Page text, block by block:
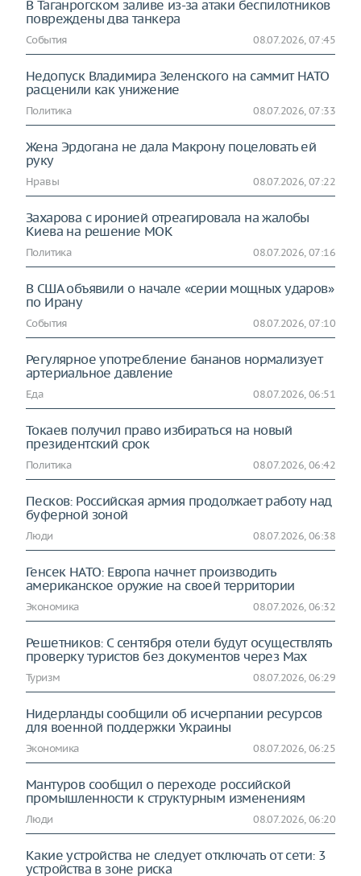
В Таганрогском заливе из-за атаки беспилотников
повреждены два танкера
События 08.07.2026, 07:45
Недопуск Владимира Зеленского на саммит НАТО
расценили как унижение
Политика 08.07.2026, 07:33
Жена Эрдогана не дала Макрону поцеловать ей
руку
Нравы 08.07.2026, 07:22
Захарова с иронией отреагировала на жалобы
Киева на решение МОК
Политика 08.07.2026, 07:16
В США объявили о начале «серии мощных ударов»
по Ирану
События 08.07.2026, 07:10
Регулярное употребление бананов нормализует
артериальное давление
Еда 08.07.2026, 06:51
Токаев получил право избираться на новый
президентский срок
Политика 08.07.2026, 06:42
Песков: Российская армия продолжает работу над
буферной зоной
Люди 08.07.2026, 06:38
Генсек НАТО: Европа начнет производить
американское оружие на своей территории
Экономика 08.07.2026, 06:32
Решетников: С сентября отели будут осуществлять
проверку туристов без документов через Max
Туризм 08.07.2026, 06:29
Нидерланды сообщили об исчерпании ресурсов
для военной поддержки Украины
Экономика 08.07.2026, 06:25
Мантуров сообщил о переходе российской
промышленности к структурным изменениям
Люди 08.07.2026, 06:20
Какие устройства не следует отключать от сети: 3
устройства в зоне риска